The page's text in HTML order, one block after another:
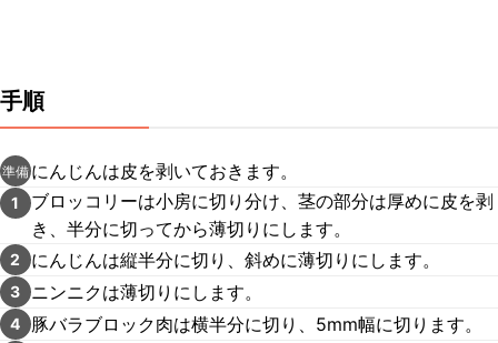
手順
準備 にんじんは皮を剥いておきます。
1
ブロッコリーは小房に切り分け、茎の部分は厚めに皮を剥
き、半分に切ってから薄切りにします。
2 にんじんは縦半分に切り、斜めに薄切りにします。
3 ニンニクは薄切りにします。
4 豚バラブロック肉は横半分に切り、5mm幅に切ります。